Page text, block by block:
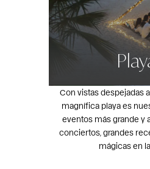
Con vistas despejadas
magnífica playa es
eventos más grande y
conciertos, grandes
mágicas en